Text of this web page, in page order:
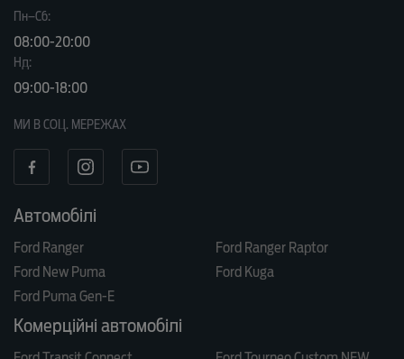
Пн–Сб:
08:00-20:00
Нд:
09:00-18:00
МИ В СОЦ. МЕРЕЖАХ
Автомобілі
Ford Ranger
Ford Ranger Raptor
Ford New Puma
Ford Kuga
Ford Puma Gen-E
Комерційні автомобілі